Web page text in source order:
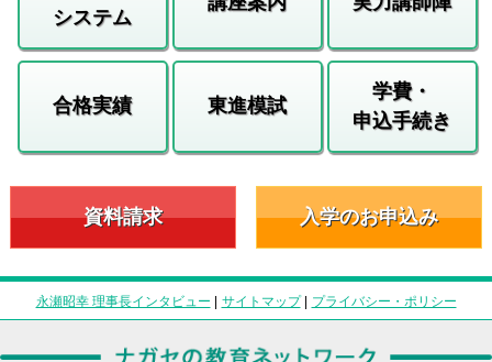
システム
合格実績 東進模試
学費・
申込手続き
資料請求 入学のお申込み
永瀬昭幸 理事長インタビュー | サイトマップ| プライバシー・ポリシー